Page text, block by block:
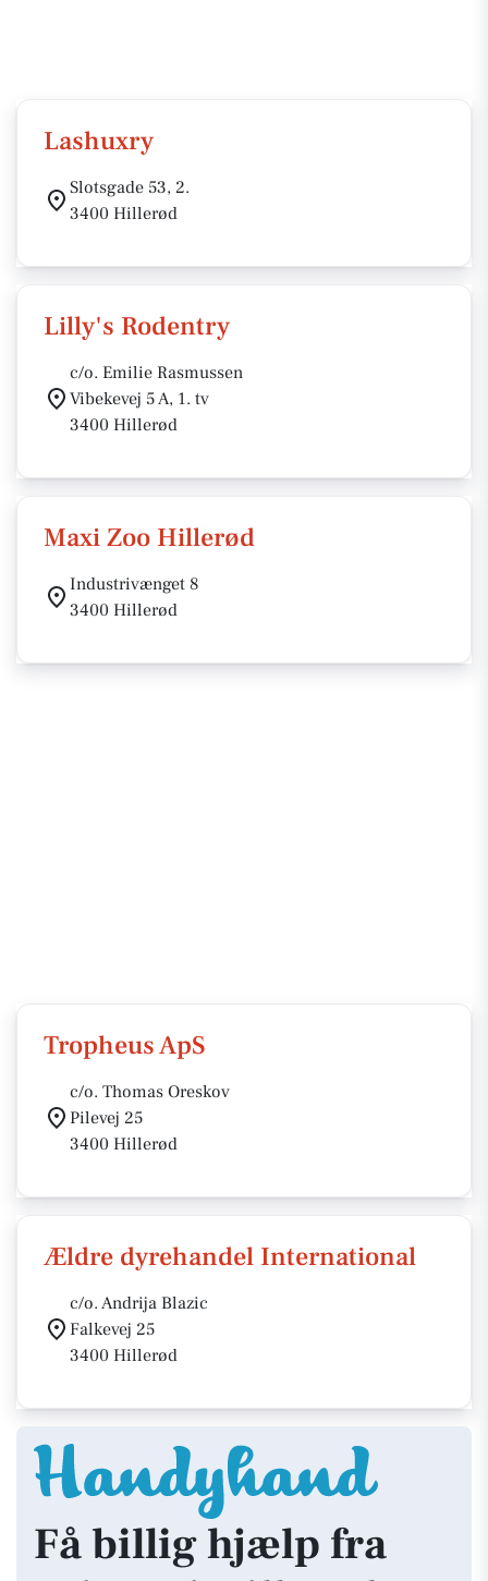
Lashuxry
Slotsgade 53, 2.
3400 Hillerød
Lilly's Rodentry
c/o. Emilie Rasmussen
Vibekevej 5 A, 1. tv
3400 Hillerød
Maxi Zoo Hillerød
Industrivænget 8
3400 Hillerød
Tropheus ApS
c/o. Thomas Oreskov
Pilevej 25
3400 Hillerød
Ældre dyrehandel International
c/o. Andrija Blazic
Falkevej 25
3400 Hillerød
Få billig hjælp fra